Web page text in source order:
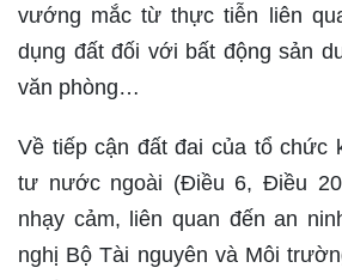
vướng mắc từ thực tiễn liên
dụng đất đối với bất động sản
văn phòng…
Về tiếp cận đất đai của tổ chức
tư nước ngoài (Điều 6, Điều
nhạy cảm, liên quan đến an
nghị Bộ Tài nguyên và Môi